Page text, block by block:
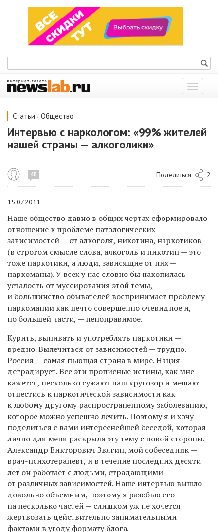
Показать
меню
Статьи / Общество
Интервью с наркологом: «99% жителей
нашей страны — алкоголики»
45 Поделиться 2
15.07.2011
Наше общество давно в общих чертах сформировало
отношение к проблеме патологических
зависимостей — от алкоголя, никотина, наркотиков
(в строгом смысле слова, алкоголь и никотин — это
тоже наркотики, а люди, зависящие от них —
наркоманы). У всех у нас словно бы накопилась
усталость от муссирования этой темы,
и большинство обывателей воспринимает проблему
наркомании как нечто совершенно очевидное и,
по большей части, — непоправимое.
Курить, выпивать и употреблять наркотики —
вредно. Вылечиться от зависимостей — трудно.
Россия — самая пьющая страна в мире. Нация
деградирует. Все эти прописные истины, как мне
кажется, несколько сужают наш кругозор и мешают
отнестись к наркотической зависимости как
к любому другому распространенному заболеванию,
которое можно успешно лечить. Поэтому я и хочу
поделиться с вами интереснейшей беседой, которая
лично для меня раскрыла эту тему с новой стороны.
Александр Викторович Звягин, мой собеседник —
врач-психотерапевт, и в течение последних десяти
лет он работает с людьми, страдающими
от различных зависимостей. Наше интервью вышло
довольно объемным, поэтому я разобью его
на несколько частей — слишком уж не хочется
жертвовать действительно занимательными
фактами в угоду формату блога.